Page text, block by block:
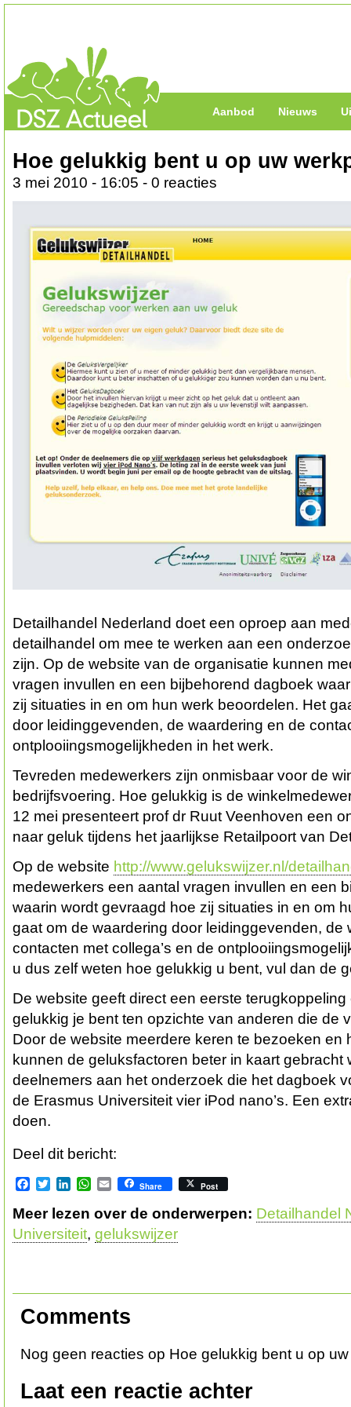
Aanbod Nieuws
Hoe gelukkig bent u op uw
3 mei 2010 - 16:05 - 0 reacties
Detailhandel Nederland doet een oproep aan
detailhandel om mee te werken aan een
zijn. Op de website van de organisatie kunnen
vragen invullen en een bijbehorend dagboek
zij situaties in en om hun werk beoordelen. Het
door leidinggevenden, de waardering en de
ontplooiingsmogelijkheden in het werk.
Tevreden medewerkers zijn onmisbaar voor de
bedrijfsvoering. Hoe gelukkig is de
12 mei presenteert prof dr Ruut Veenhoven een
naar geluk tijdens het jaarlijkse Retailpoort van
Op de website http://www.gelukswijzer.nl/
medewerkers een aantal vragen invullen en een
waarin wordt gevraagd hoe zij situaties in en om
gaat om de waardering door leidinggevenden, de
contacten met collega’s en de
u dus zelf weten hoe gelukkig u bent, vul dan de
De website geeft direct een eerste
gelukkig je bent ten opzichte van anderen die de
Door de website meerdere keren te bezoeken en
kunnen de geluksfactoren beter in kaart gebracht
deelnemers aan het onderzoek die het dagboek
de Erasmus Universiteit vier iPod nano’s. Een
doen.
Deel dit bericht:
Facebook
TwitterLinkedInWhatsApp
EmailShare Post
Meer lezen over de onderwerpen: Detailhandel
Universiteit, gelukswijzer
Comments
Nog geen reacties op Hoe gelukkig bent u op
Laat een reactie achter